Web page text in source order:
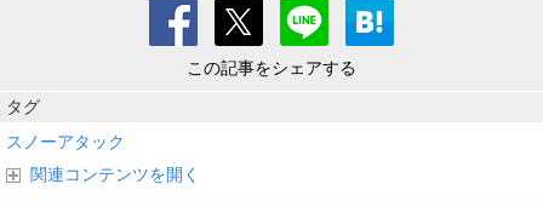
この記事をシェアする
タグ
スノーアタック
関連コンテンツを開く